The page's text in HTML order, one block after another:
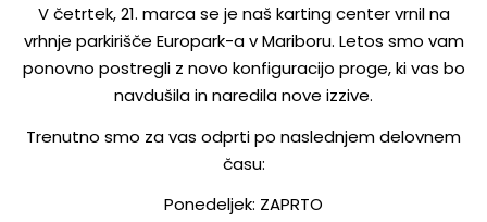
V četrtek, 21. marca se je naš karting center vrnil na
vrhnje parkirišče Europark-a v Mariboru. Letos smo vam
ponovno postregli z novo konfiguracijo proge, ki vas bo
navdušila in naredila nove izzive.
Trenutno smo za vas odprti po naslednjem delovnem
času:
Ponedeljek: ZAPRTO